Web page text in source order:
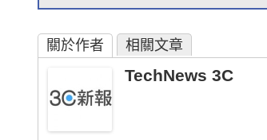
關於作者 相關文章
TechNews 3C